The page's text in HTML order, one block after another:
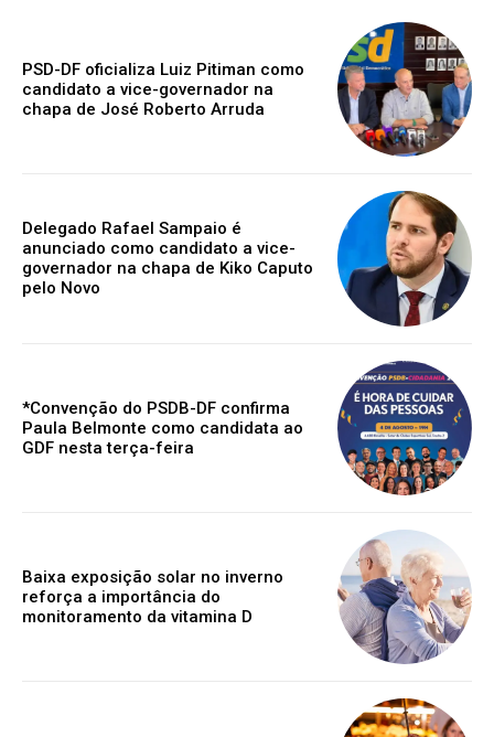
PSD-DF oficializa Luiz Pitiman como
candidato a vice-governador na
chapa de José Roberto Arruda
Delegado Rafael Sampaio é
anunciado como candidato a vice-
governador na chapa de Kiko Caputo
pelo Novo
*Convenção do PSDB-DF confirma
Paula Belmonte como candidata ao
GDF nesta terça-feira
Baixa exposição solar no inverno
reforça a importância do
monitoramento da vitamina D